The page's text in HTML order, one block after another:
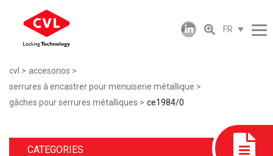
FR
cvl
accesorios
serrures à encastrer pour menuiserie métallique
gâches pour serrures métalliques
ce1984/0
CATEGORIES